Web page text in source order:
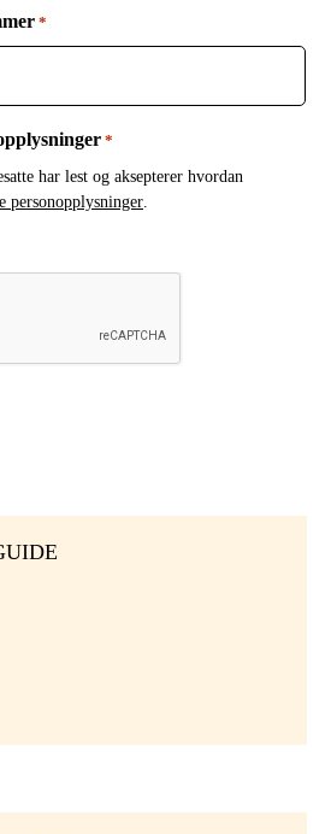
*
*
har lest og aksepterer hvordan
personopplysninger